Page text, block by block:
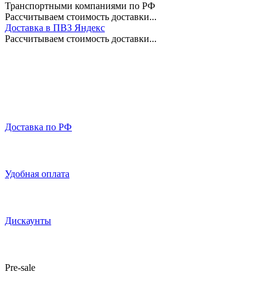
Транспортными компаниями по РФ
Рассчитываем стоимость доставки...
Доставка в ПВЗ Яндекс
Рассчитываем стоимость доставки...
Доставка по РФ
Удобная оплата
Дискаунты
Pre-sale